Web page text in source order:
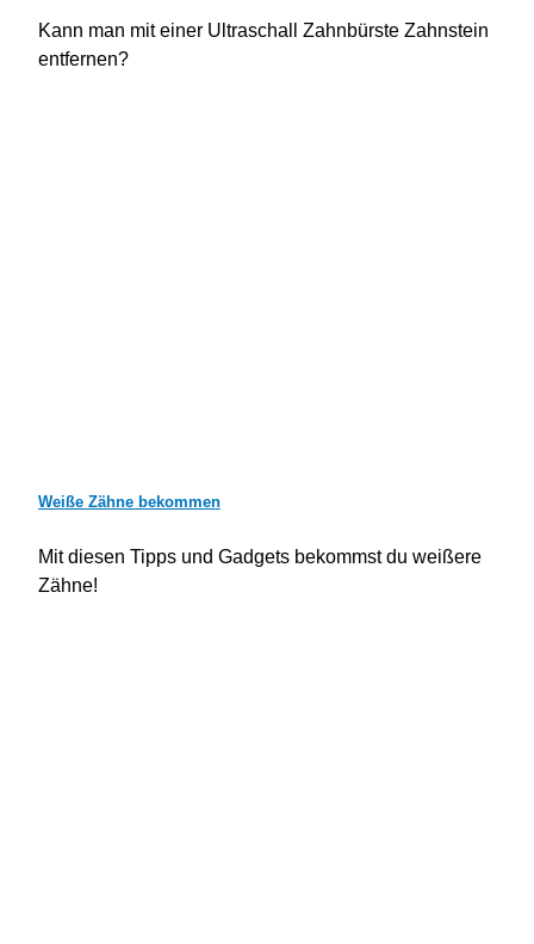
Kann man mit einer Ultraschall Zahnbürste Zahnstein
entfernen?
Weiße Zähne bekommen
Mit diesen Tipps und Gadgets bekommst du weißere
Zähne!